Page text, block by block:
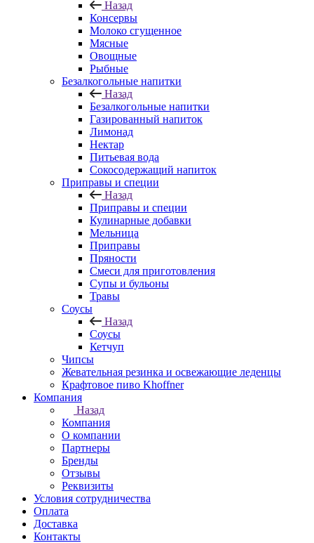
Назад
Консервы
Молоко сгущенное
Мясные
Овощные
Рыбные
Безалкогольные напитки
Назад
Безалкогольные напитки
Газированный напиток
Лимонад
Нектар
Питьевая вода
Сокосодержащий напиток
Приправы и специи
Назад
Приправы и специи
Кулинарные добавки
Мельница
Приправы
Пряности
Смеси для приготовления
Супы и бульоны
Травы
Соусы
Назад
Соусы
Кетчуп
Чипсы
Жевательная резинка и освежающие леденцы
Крафтовое пиво Khoffner
Компания
Назад
Компания
О компании
Партнеры
Бренды
Отзывы
Реквизиты
Условия сотрудничества
Оплата
Доставка
Контакты